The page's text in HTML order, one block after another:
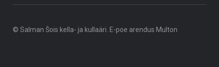
© Salman Šois kella- ja kullaäri. E-poe arendus Multon